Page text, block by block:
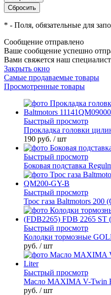
* - Поля, обязательные для
Сообщение отправлено
Ваше сообщение успешно
Вами свяжется наш специалист
Закрыть окно
Самые продаваемые товары
Просмотренные товары
Быстрый просмотр
Прокладка головки
190 руб. / шт
Быстрый просмотр
Боковая подставка
Быстрый просмотр
Трос газа Baltmotors 200
Быстрый просмотр
Колодки тормозные
руб. / шт
Быстрый просмотр
Масло MAXIMA V-Twin
руб. / шт